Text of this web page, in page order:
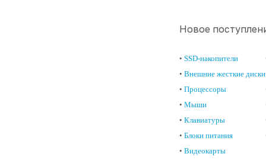
Новое
• SSD-накопители
• Внешние жесткие диски
• Процессоры
• Мыши
• Клавиатуры
• Блоки питания
• Видеокарты